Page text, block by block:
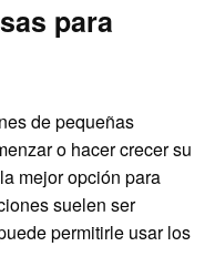
para
de pequeñas
o hacer crecer su
mejor opción para
suelen ser
permitirle usar los